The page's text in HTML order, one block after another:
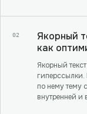
02
Якорный
как
Якорный
гиперссылки.
по нему тему
внутренней и